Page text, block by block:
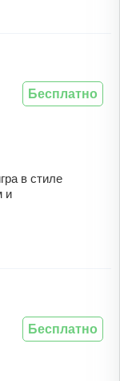
в стиле
и
Бесплатно
Бесплатно